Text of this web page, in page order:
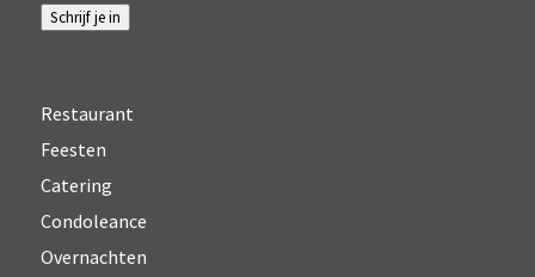
Schrijf je in
Restaurant
Feesten
Catering
Condoleance
Overnachten